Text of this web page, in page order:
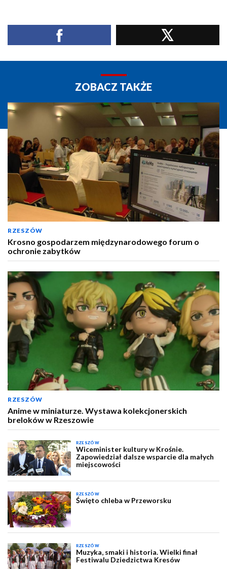
ZOBACZ TAKŻE
RZESZÓW
Krosno gospodarzem międzynarodowego forum o
ochronie zabytków
RZESZÓW
Anime w miniaturze. Wystawa kolekcjonerskich
breloków w Rzeszowie
RZESZÓW
Wiceminister kultury w Krośnie.
Zapowiedział dalsze wsparcie dla małych
miejscowości
RZESZÓW
Święto chleba w Przeworsku
RZESZÓW
Muzyka, smaki i historia. Wielki finał
Festiwalu Dziedzictwa Kresów